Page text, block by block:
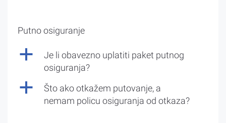
Putno osiguranje
a
Je li obavezno uplatiti paket putnog
osiguranja?
a
Što ako otkažem putovanje, a
nemam policu osiguranja od otkaza?